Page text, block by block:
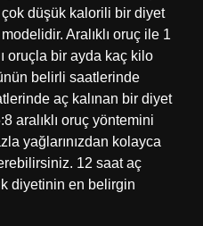
düşük kalorili bir diyet
Aralıklı oruç ile 1
oruçla bir ayda kaç kilo
belirli saatlerinde
aç kalınan bir diyet
aralıklı oruç yöntemini
yağlarınızdan kolayca
12 saat aç
diyetinin en belirgin